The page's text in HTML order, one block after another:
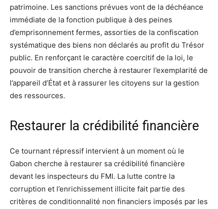
patrimoine. Les sanctions prévues vont de la déchéance
immédiate de la fonction publique à des peines
d’emprisonnement fermes, assorties de la confiscation
systématique des biens non déclarés au profit du Trésor
public. En renforçant le caractère coercitif de la loi, le
pouvoir de transition cherche à restaurer l’exemplarité de
l’appareil d’État et à rassurer les citoyens sur la gestion
des ressources.
Restaurer la crédibilité financière
Ce tournant répressif intervient à un moment où le
Gabon cherche à restaurer sa crédibilité financière
devant les inspecteurs du FMI. La lutte contre la
corruption et l’enrichissement illicite fait partie des
critères de conditionnalité non financiers imposés par les